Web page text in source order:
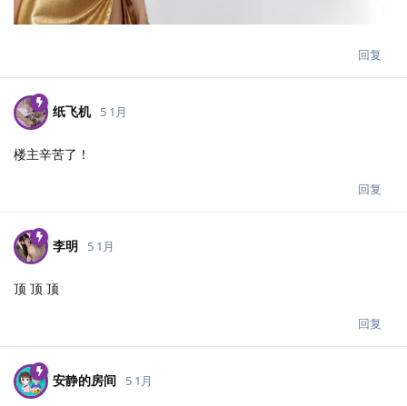
回复
纸飞机 5 1月
楼主辛苦了！
回复
李明 5 1月
顶 顶 顶
回复
安静的房间 5 1月